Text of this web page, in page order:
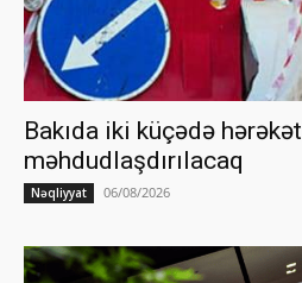
Bakıda iki küçədə hərəkət
məhdudlaşdırılacaq
Nəqliyyat 06/08/2026